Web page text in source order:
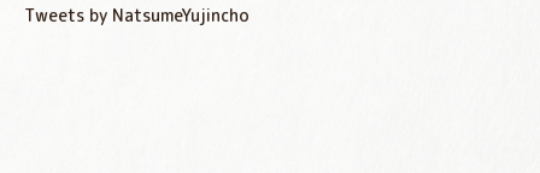
Tweets by NatsumeYujincho